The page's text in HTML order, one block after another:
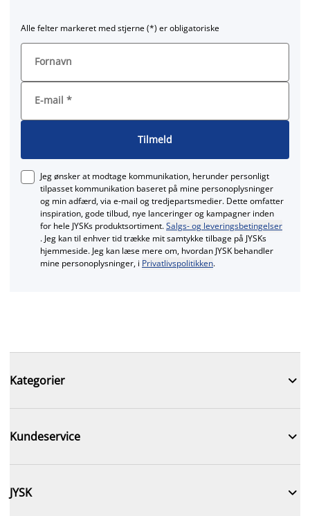
Alle felter markeret med stjerne (*) er obligatoriske
Fornavn
E-mail *
Tilmeld
Jeg ønsker at modtage kommunikation, herunder personligt
tilpasset kommunikation baseret på mine personoplysninger
og min adfærd, via e‑mail og tredjepartsmedier. Dette omfatter
inspiration, gode tilbud, nye lanceringer og kampagner inden
for hele JYSKs produktsortiment.Salgs- og leveringsbetingelser
. Jeg kan til enhver tid trække mit samtykke tilbage på JYSKs
hjemmeside. Jeg kan læse mere om, hvordan JYSK behandler
mine personoplysninger, i Privatlivspolitikken.
Kategorier 
Kundeservice 
JYSK 